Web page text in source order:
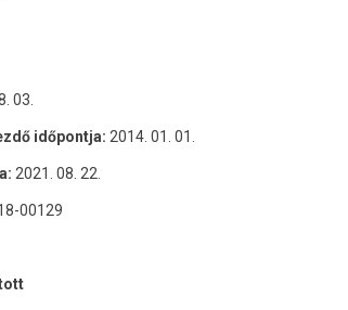
03.
időpontja: 2014. 01. 01.
2021. 08. 22.
00129